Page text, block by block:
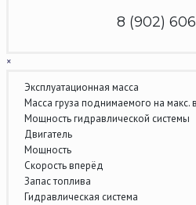
8 (902)
×
Эксплуатационная масса
Масса груза поднимаемого на макс.
Мощность гидравлической системы
Двигатель
Мощность
Скорость вперёд
Запас топлива
Гидравлическая система